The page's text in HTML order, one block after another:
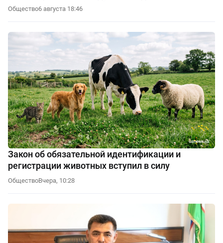
Общество6 августа 18:46
Закон об обязательной идентификации и
регистрации животных вступил в силу
ОбществоВчера, 10:28